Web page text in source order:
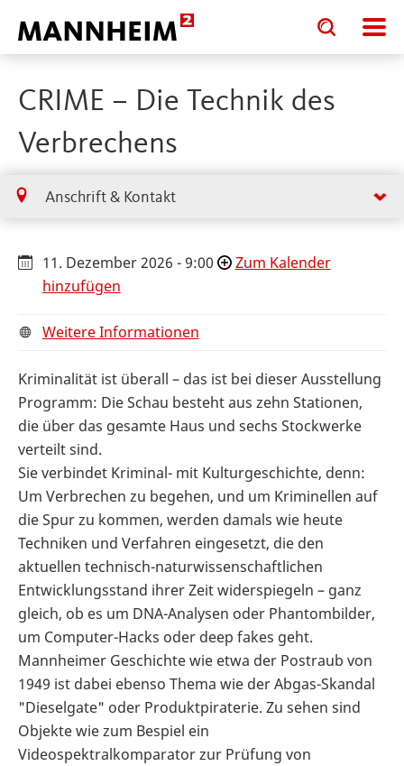
Toggle
search
input
Toggle
search
input
CRIME – Die Technik des
Verbrechens
Anschrift & Kontakt
11. Dezember 2026 - 9:00
Zum Kalender
hinzufügen
Weitere Informationen
Kriminalität ist überall – das ist bei dieser Ausstellung
Programm: Die Schau besteht aus zehn Stationen,
die über das gesamte Haus und sechs Stockwerke
verteilt sind.
Sie verbindet Kriminal- mit Kulturgeschichte, denn:
Um Verbrechen zu begehen, und um Kriminellen auf
die Spur zu kommen, werden damals wie heute
Techniken und Verfahren eingesetzt, die den
aktuellen technisch-naturwissenschaftlichen
Entwicklungsstand ihrer Zeit widerspiegeln – ganz
gleich, ob es um DNA-Analysen oder Phantombilder,
um Computer-Hacks oder deep fakes geht.
Mannheimer Geschichte wie etwa der Postraub von
1949 ist dabei ebenso Thema wie der Abgas-Skandal
"Dieselgate" oder Produktpiraterie. Zu sehen sind
Objekte wie zum Bespiel ein
Videospektralkomparator zur Prüfung von